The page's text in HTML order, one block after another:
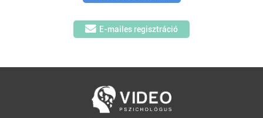
E-mailes regisztráció